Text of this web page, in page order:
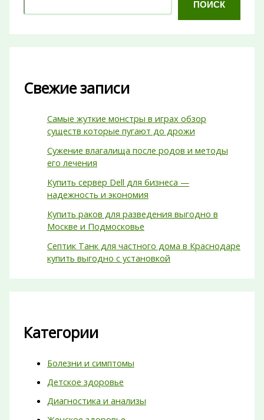
ПОИСК
Свежие записи
Самые жуткие монстры в играх обзор
существ которые пугают до дрожи
Сужение влагалища после родов и методы
его лечения
Купить сервер Dell для бизнеса —
надежность и экономия
Купить раков для разведения выгодно в
Москве и Подмосковье
Септик Танк для частного дома в Краснодаре
купить выгодно с установкой
Категории
Болезни и симптомы
Детское здоровье
Диагностика и анализы